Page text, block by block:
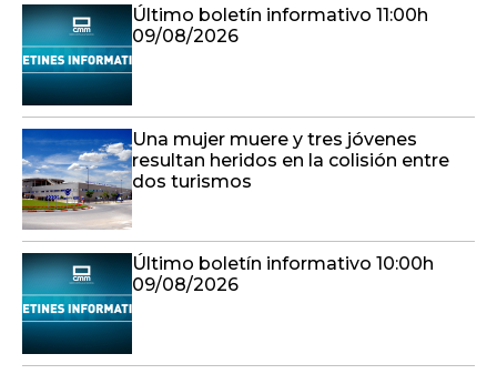
Último boletín informativo 11:00h
09/08/2026
Una mujer muere y tres jóvenes
resultan heridos en la colisión entre
dos turismos
Último boletín informativo 10:00h
09/08/2026